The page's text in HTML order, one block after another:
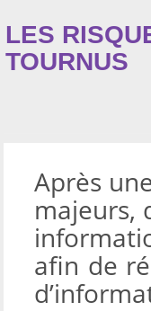
LES
TOURNUS
Après
majeurs,
afin de